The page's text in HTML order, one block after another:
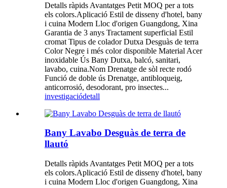
Detalls ràpids Avantatges Petit MOQ per a tots
els colors.Aplicació Estil de disseny d'hotel, bany
i cuina Modern Lloc d'origen Guangdong, Xina
Garantia de 3 anys Tractament superficial Estil
cromat Tipus de colador Dutxa Desguàs de terra
Color Negre i més color disponible Material Acer
inoxidable Ús Bany Dutxa, balcó, sanitari,
lavabo, cuina.Nom Drenatge de sòl recte rodó
Funció de doble ús Drenatge, antibloqueig,
anticorrosió, desodorant, pro insectes...
investigaciódetall
Bany Lavabo Desguàs de terra de
llautó
Detalls ràpids Avantatges Petit MOQ per a tots
els colors.Aplicació Estil de disseny d'hotel, bany
i cuina Modern Lloc d'origen Guangdong, Xina